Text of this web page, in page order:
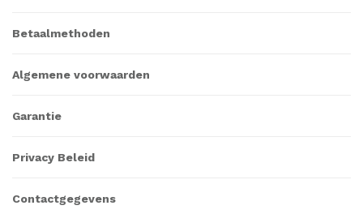
Betaalmethoden
Algemene voorwaarden
Garantie
Privacy Beleid
Contactgegevens